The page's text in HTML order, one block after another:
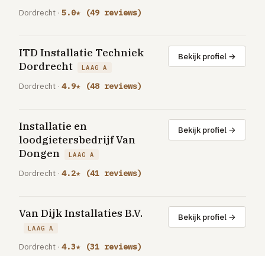
Dordrecht · 5.0★ (49 reviews)
ITD Installatie Techniek
Dordrecht
LAAG A
Dordrecht · 4.9★ (48 reviews)
Bekijk profiel →
Installatie en
loodgietersbedrijf Van
Dongen
LAAG A
Dordrecht · 4.2★ (41 reviews)
Bekijk profiel →
Van Dijk Installaties B.V.
LAAG A
Dordrecht · 4.3★ (31 reviews)
Bekijk profiel →